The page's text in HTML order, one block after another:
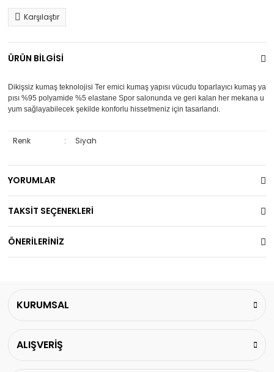
Karşılaştır
ÜRÜN BİLGİSİ
Dikişsiz kumaş teknolojisi Ter emici kumaş yapısı vücudu toparlayıcı kumaş ya
pısı %95 polyamide %5 elastane Spor salonunda ve geri kalan her mekana u
yum sağlayabilecek şekilde konforlu hissetmeniz için tasarlandı.
Renk : Siyah
YORUMLAR
TAKSİT SEÇENEKLERİ
ÖNERİLERİNİZ
KURUMSAL
ALIŞVERİŞ